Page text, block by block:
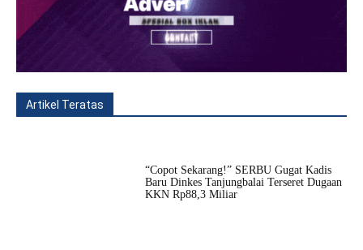
Artikel Teratas
“Copot Sekarang!” SERBU Gugat Kadis
Baru Dinkes Tanjungbalai Terseret Dugaan
KKN Rp88,3 Miliar